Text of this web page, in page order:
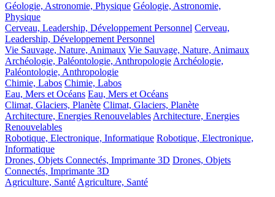
Géologie, Astronomie, Physique Géologie, Astronomie,
Physique
Cerveau, Leadership, Développement Personnel Cerveau,
Leadership, Développement Personnel
Vie Sauvage, Nature, Animaux Vie Sauvage, Nature, Animaux
Archéologie, Paléontologie, AnthropologieArchéologie,
Paléontologie, Anthropologie
Chimie, Labos Chimie, Labos
Eau, Mers et Océans Eau, Mers et Océans
Climat, Glaciers, Planète Climat, Glaciers, Planète
Architecture, Energies RenouvelablesArchitecture, Energies
Renouvelables
Robotique, Electronique, Informatique Robotique, Electronique,
Informatique
Drones, Objets Connectés, Imprimante 3D Drones, Objets
Connectés, Imprimante 3D
Agriculture, SantéAgriculture, Santé